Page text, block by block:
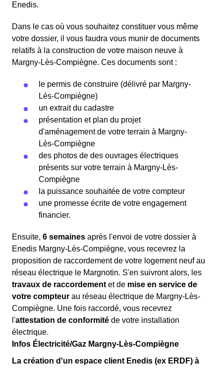
Enedis.
Dans le cas où vous souhaitez constituer vous même
votre dossier, il vous faudra vous munir de documents
relatifs à la construction de votre maison neuve à
Margny-Lès-Compiègne. Ces documents sont :
le permis de construire (délivré par Margny-
Lès-Compiègne)
un extrait du cadastre
présentation et plan du projet
d'aménagement de votre terrain à Margny-
Lès-Compiègne
des photos de des ouvrages électriques
présents sur votre terrain à Margny-Lès-
Compiègne
la puissance souhaitée de votre compteur
une promesse écrite de votre engagement
financier.
Ensuite, 6 semaines après l'envoi de votre dossier à
Enedis Margny-Lès-Compiègne, vous recevrez la
proposition de raccordement de votre logement neuf au
réseau électrique le Margnotin. S'en suivront alors, les
travaux de raccordement et de mise en service de
votre compteur au réseau électrique de Margny-Lès-
Compiègne. Une fois raccordé, vous recevrez
l'attestation de conformité de votre installation
électrique.
Infos Électricité/Gaz Margny-Lès-Compiègne
La création d'un espace client Enedis (ex ERDF) à